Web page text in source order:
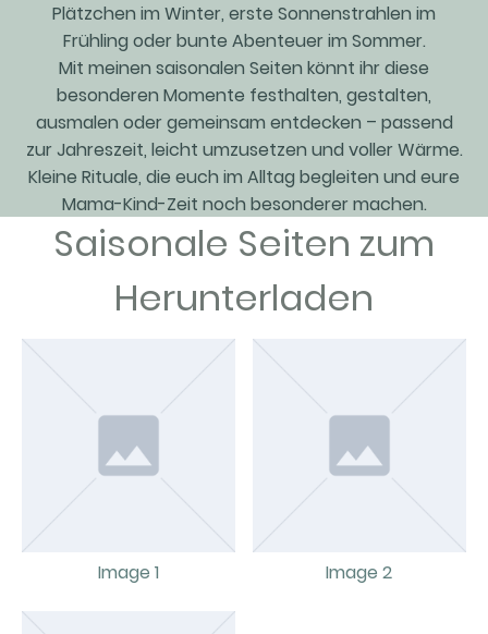
Plätzchen im Winter, erste Sonnenstrahlen im
Frühling oder bunte Abenteuer im Sommer.
Mit meinen saisonalen Seiten könnt ihr diese
besonderen Momente festhalten, gestalten,
ausmalen oder gemeinsam entdecken – passend
zur Jahreszeit, leicht umzusetzen und voller Wärme.
Kleine Rituale, die euch im Alltag begleiten und eure
Mama-Kind-Zeit noch besonderer machen.
Saisonale Seiten zum
Herunterladen
Image 1 Image 2